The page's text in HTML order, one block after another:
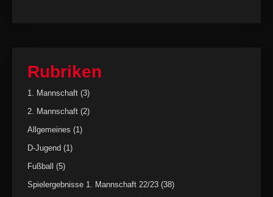
Rubriken
1. Mannschaft (3)
2. Mannschaft (2)
Allgemeines (1)
D-Jugend (1)
Fußball (5)
Spielergebnisse 1. Mannschaft 22/23 (38)